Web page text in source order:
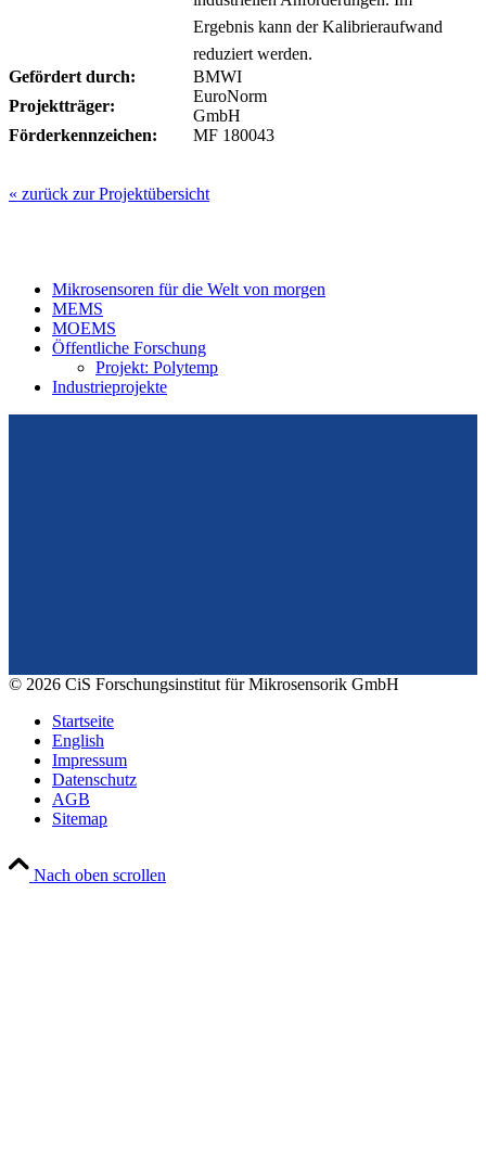
Ergebnis kann der Kalibrieraufwand
reduziert werden.
Gefördert durch:
BMWI
Projektträger:
EuroNorm
GmbH
Förderkennzeichen:
MF 180043
« zurück zur Projektübersicht
Mikrosensoren für die Welt von morgen
MEMS
MOEMS
Öffentliche Forschung
Projekt: Polytemp
Industrieprojekte
© 2026 CiS Forschungsinstitut für Mikrosensorik GmbH
Startseite
English
Impressum
Datenschutz
AGB
Sitemap
Nach oben scrollen